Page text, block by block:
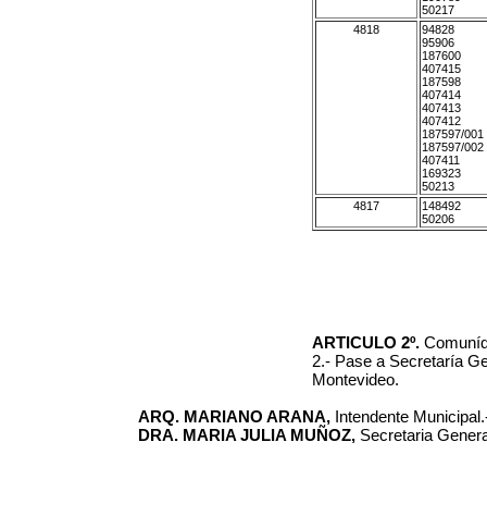
50217
4818
94828
95906
187600
407415
187598
407414
407413
407412
187597/001
187597/002
407411
169323
50213
4817
148492
50206
ARTICULO 2º.
2.- Pase a Secretaría
Montevideo.
ARQ. MARIANO ARANA, Intendente
DRA. MARIA JULIA MUÑOZ, Secretaria